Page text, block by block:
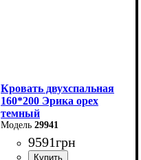
Кровать двухспальная
160*200 Эрика орех
темный
29941
9591грн